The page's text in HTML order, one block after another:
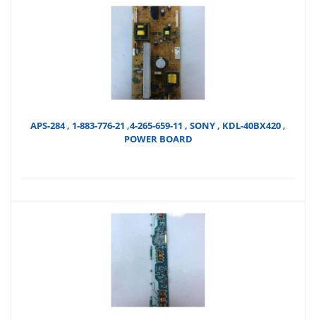
APS-284 , 1-883-776-21 ,4-265-659-11 , SONY , KDL-40BX420 ,
POWER BOARD